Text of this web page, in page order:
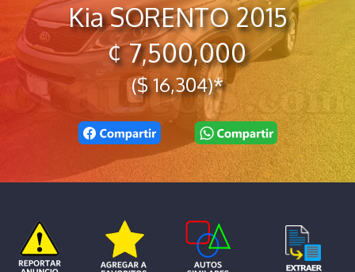
Kia SORENTO 2015
¢ 7,500,000
($ 16,304)*